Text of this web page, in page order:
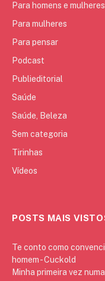
Para homens e mulheres
Para mulheres
Para pensar
Podcast
Publieditorial
Saúde
Saúde, Beleza
Sem categoria
Tirinhas
Vídeos
POSTS MAIS
Te conto como
homem - Cuckold
Minha primeira vez